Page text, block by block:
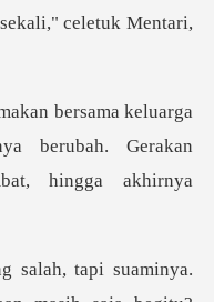
a
berubah. Gerakan